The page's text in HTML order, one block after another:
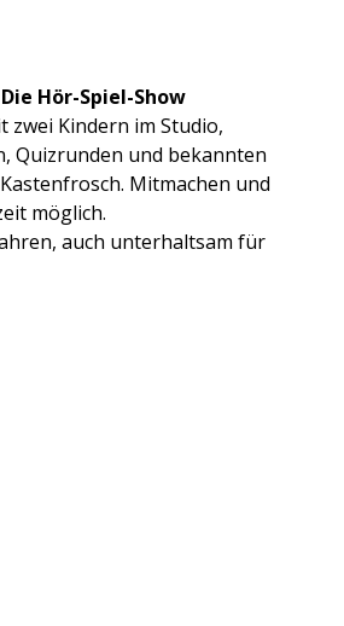
Hör-Spiel-Show
zwei Kindern im Studio,
Quizrunden und bekannten
Mitmachen und
möglich.
auch unterhaltsam für